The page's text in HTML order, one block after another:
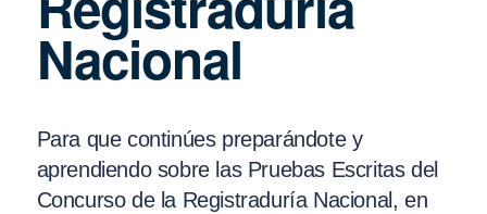
Nacional
Para que continúes preparándote y
aprendiendo sobre las Pruebas Escritas del
Concurso de la Registraduría Nacional, en